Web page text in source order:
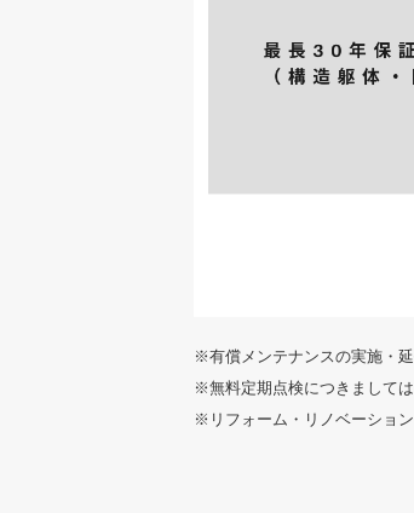
※有償メンテナンスの実施・
※無料定期点検につきまして
※リフォーム・リノベーショ